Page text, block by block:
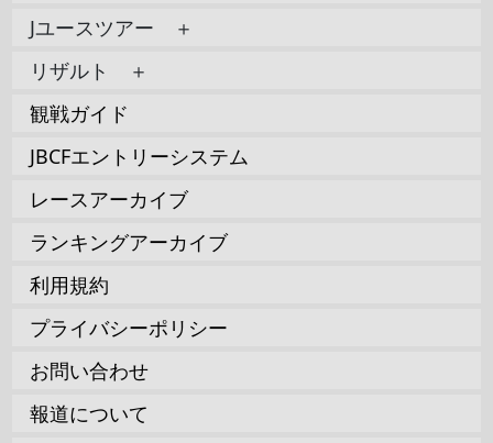
Jユースツアー ＋
リザルト ＋
観戦ガイド
JBCFエントリーシステム
レースアーカイブ
ランキングアーカイブ
利用規約
プライバシーポリシー
お問い合わせ
報道について